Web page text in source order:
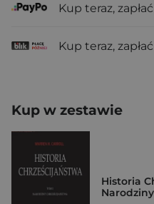
Kup teraz,
Kup teraz,
Kup w zestawie
Historia